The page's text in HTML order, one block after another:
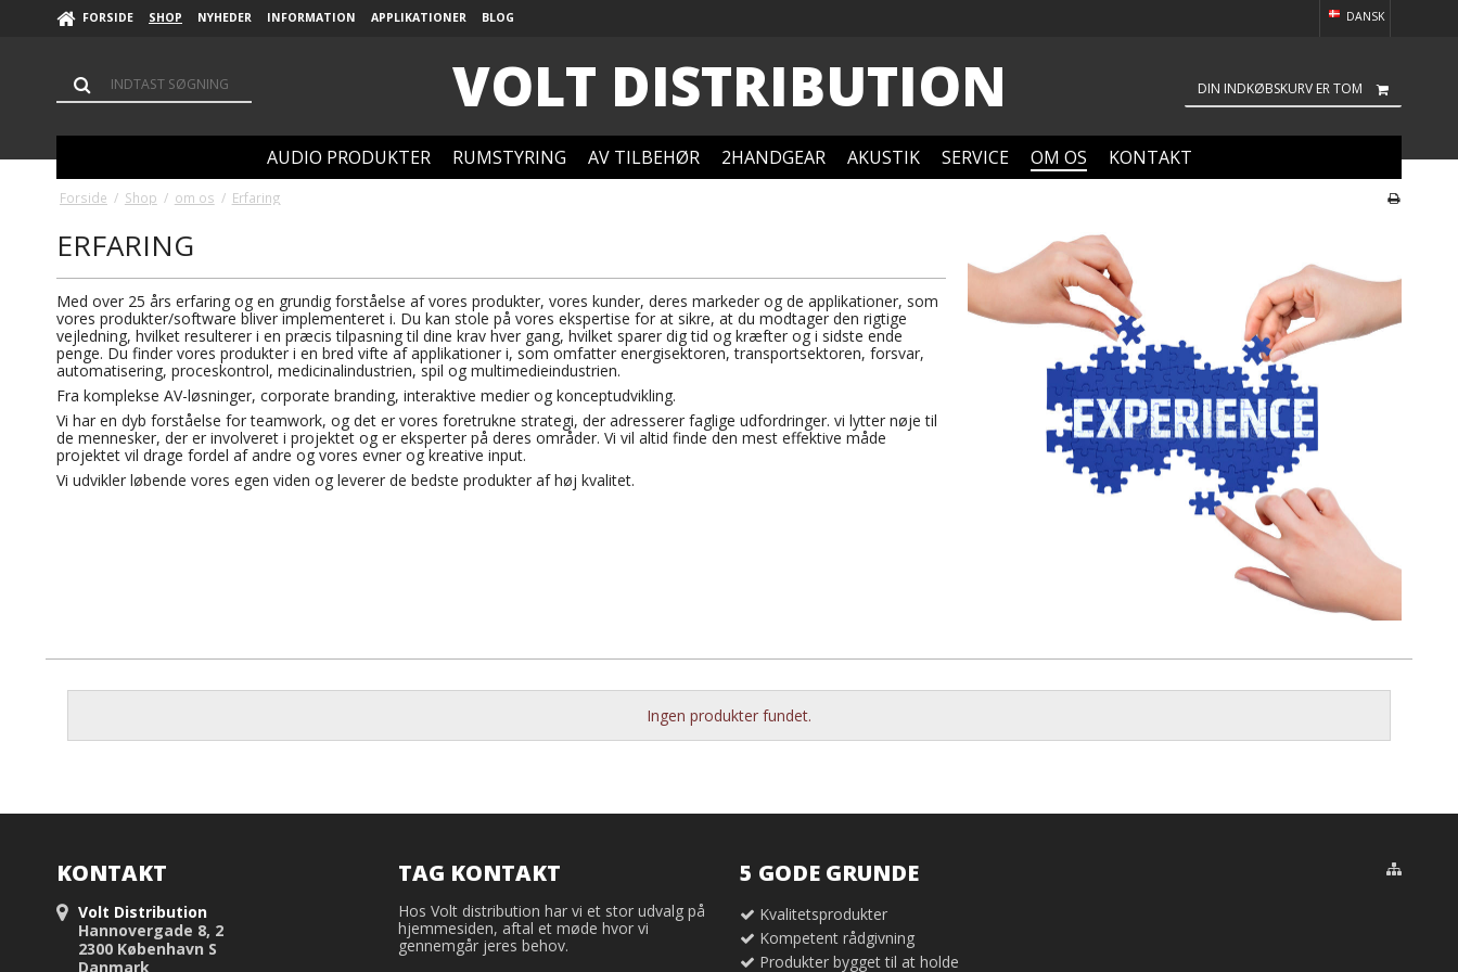
FORSIDE SHOP NYHEDER INFORMATION APPLIKATIONER BLOG DANSK
VOLT DISTRIBUTION DIN INDKØBSKURV ER TOM
AUDIO PRODUKTER RUMSTYRING AV TILBEHØR 2HANDGEAR AKUSTIK SERVICE OM OS KONTAKT
Forside / Shop / om os / Erfaring
ERFARING
Med over 25 års erfaring og en grundig forståelse af vores produkter, vores kunder, deres markeder og de applikationer, som
vores produkter/software bliver implementeret i. Du kan stole på vores ekspertise for at sikre, at du modtager den rigtige
vejledning, hvilket resulterer i en præcis tilpasning til dine krav hver gang, hvilket sparer dig tid og kræfter og i sidste ende
penge. Du finder vores produkter i en bred vifte af applikationer i, som omfatter energisektoren, transportsektoren, forsvar,
automatisering, proceskontrol, medicinalindustrien, spil og multimedieindustrien.
Fra komplekse AV-løsninger, corporate branding, interaktive medier og konceptudvikling.
Vi har en dyb forståelse for teamwork, og det er vores foretrukne strategi, der adresserer faglige udfordringer. vi lytter nøje til
de mennesker, der er involveret i projektet og er eksperter på deres områder. Vi vil altid finde den mest effektive måde
projektet vil drage fordel af andre og vores evner og kreative input.
Vi udvikler løbende vores egen viden og leverer de bedste produkter af høj kvalitet.
Ingen produkter fundet.
KONTAKT
Volt Distribution
Hannovergade 8, 2
2300 København S
Danmark
TAG KONTAKT
Hos Volt distribution har vi et stor udvalg på
hjemmesiden, aftal et møde hvor vi
gennemgår jeres behov.
5 GODE GRUNDE
Kvalitetsprodukter
Kompetent rådgivning
Produkter bygget til at holde